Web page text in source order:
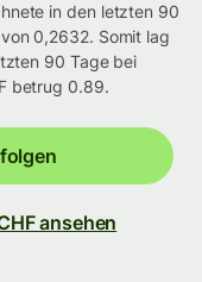
in den letzten 90
0,2632. Somit lag
90 Tage bei
betrug 0.89.
ansehen